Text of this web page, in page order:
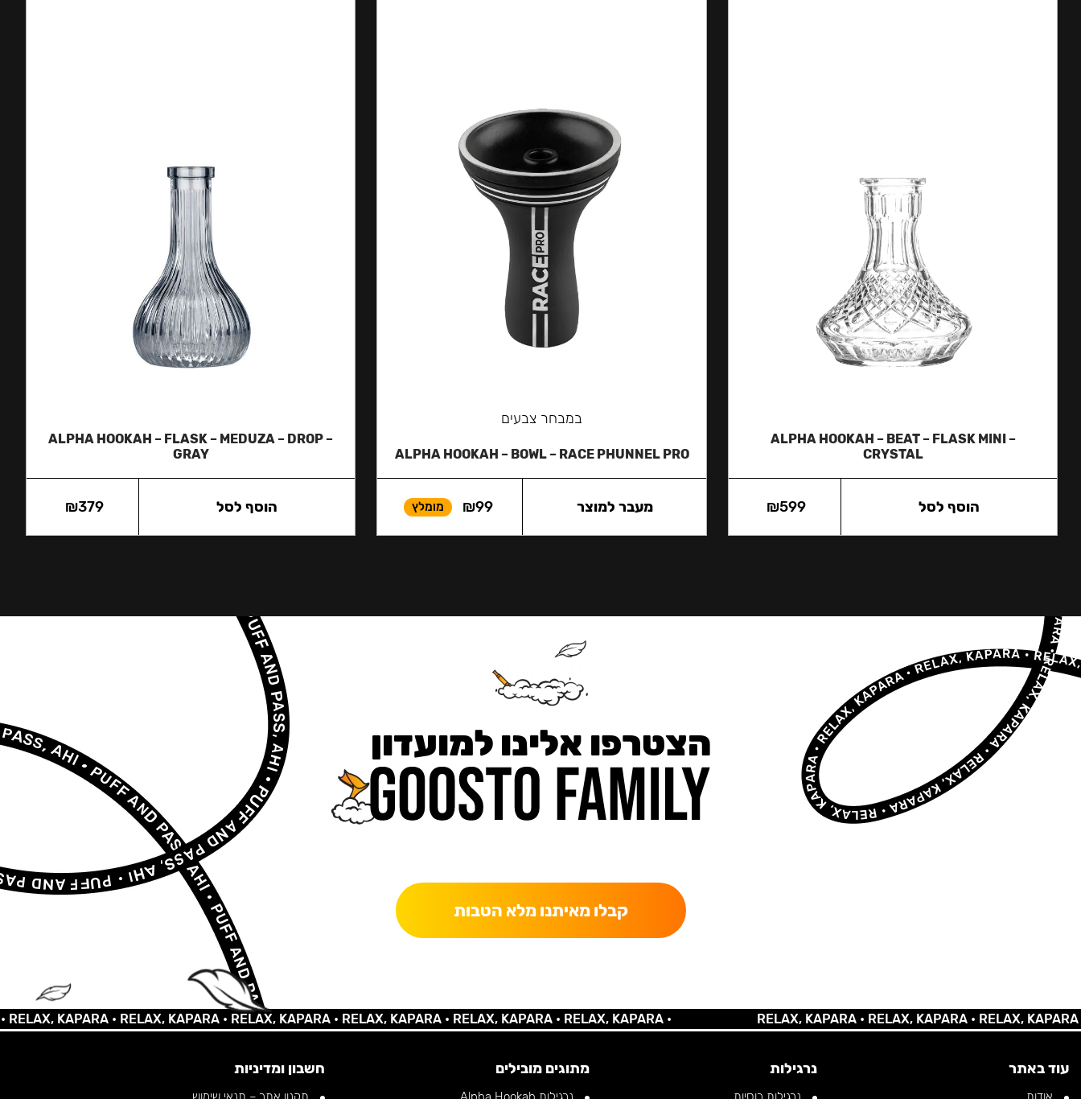
ALPHA HOOKAH – BEAT – FLASK MINI –
CRYSTAL
₪599 הוסף לסל
במבחר צבעים
ALPHA HOOKAH – BOWL – RACE PHUNNEL PRO
₪99 מומלץ מעבר למוצר
ALPHA HOOKAH – FLASK – MEDUZA – DROP –
GRAY
₪379 הוסף לסל
הצטרפו אלינו למועדון
קבלו מאיתנו מלא הטבות
KAPARA •RELAX, KAPARA •RELAX, KAPARA •RELAX, KAPARA •RELAX, KAPARA •RELAX, KAPARA • RELAX, KAPARA •RELAX, KAPARA •RELAX, KAPARA •
עוד באתר נרגילות מתוגים מובילים חשבון ומדיניות